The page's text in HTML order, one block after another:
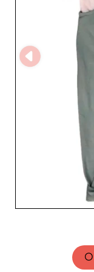
Ich wybór
gwarantuje
wygodne
oczekiwania
o topy i spodnie,
niezbędnych
Podsumowując,
dostawca; to
poszukujących
najwyższej
Wzmocnij swój
efektywności,
zapewnić tylko